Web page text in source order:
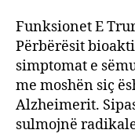
Funksionet E
Përbërësit
simptomat e
me moshën siç
Alzheimerit.
sulmojnë